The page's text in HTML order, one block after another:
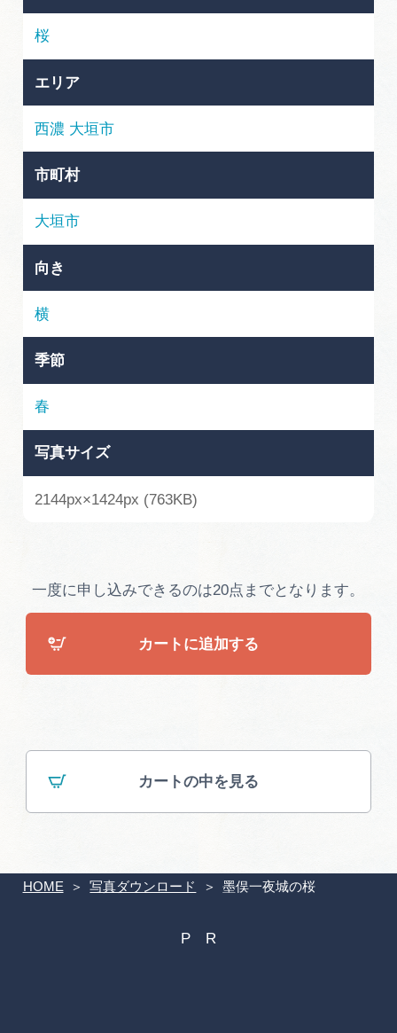
買い物・お土産
体験予約サイト「ＶＩＳＩＴ岐阜県」
岐阜県アウトドア観光キャンペーン
岐阜県まるごと観光エリアガイド
岐阜県観光データベース
旅行会社・観光事業者の皆様へ
運営組織
広告掲載
サイトポリシー
HOME 写真ダウンロード 墨俣一夜城の桜
桜
エリア
西濃 大垣市
市町村
大垣市
向き
横
季節
春
写真サイズ
2144px×1424px (763KB)
一度に申し込みできるのは20点までとなります。
カートに追加する
カートの中を見る